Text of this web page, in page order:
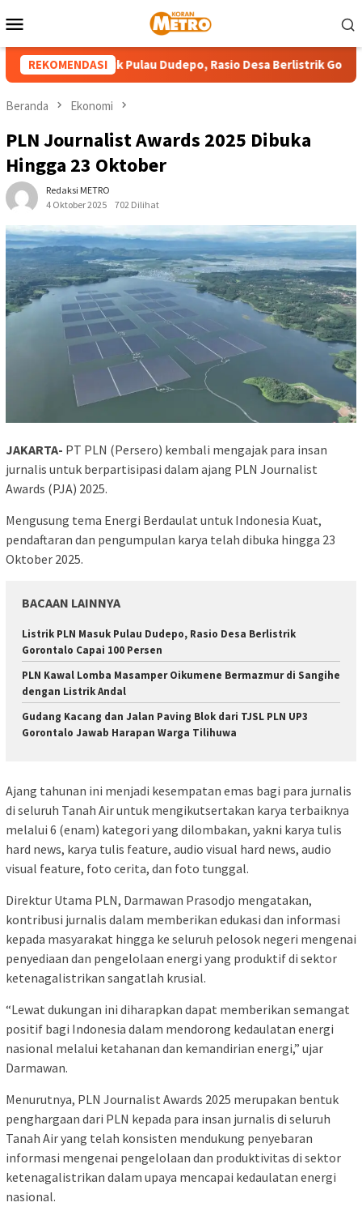
ke
Mobile
REKOMENDASI
PLN Masuk Pulau Dudepo, Rasio Desa Berlistrik Gorontalo
Beranda Ekonomi
PLN Journalist Awards 2025 Dibuka
Hingga 23 Oktober
Redaksi METRO
4 Oktober 2025
702 Dilihat
JAKARTA- PT PLN (Persero) kembali mengajak para insan
jurnalis untuk berpartisipasi dalam ajang PLN Journalist
Awards (PJA) 2025.
Mengusung tema Energi Berdaulat untuk Indonesia Kuat,
pendaftaran dan pengumpulan karya telah dibuka hingga 23
Oktober 2025.
BACAAN LAINNYA
Listrik PLN Masuk Pulau Dudepo, Rasio Desa Berlistrik
Gorontalo Capai 100 Persen
PLN Kawal Lomba Masamper Oikumene Bermazmur di Sangihe
dengan Listrik Andal
Gudang Kacang dan Jalan Paving Blok dari TJSL PLN UP3
Gorontalo Jawab Harapan Warga Tilihuwa
Ajang tahunan ini menjadi kesempatan emas bagi para jurnalis
di seluruh Tanah Air untuk mengikutsertakan karya terbaiknya
melalui 6 (enam) kategori yang dilombakan, yakni karya tulis
hard news, karya tulis feature, audio visual hard news, audio
visual feature, foto cerita, dan foto tunggal.
Direktur Utama PLN, Darmawan Prasodjo mengatakan,
kontribusi jurnalis dalam memberikan edukasi dan informasi
kepada masyarakat hingga ke seluruh pelosok negeri mengenai
penyediaan dan pengelolaan energi yang produktif di sektor
ketenagalistrikan sangatlah krusial.
“Lewat dukungan ini diharapkan dapat memberikan semangat
positif bagi Indonesia dalam mendorong kedaulatan energi
nasional melalui ketahanan dan kemandirian energi,” ujar
Darmawan.
Menurutnya, PLN Journalist Awards 2025 merupakan bentuk
penghargaan dari PLN kepada para insan jurnalis di seluruh
Tanah Air yang telah konsisten mendukung penyebaran
informasi mengenai pengelolaan dan produktivitas di sektor
ketenagalistrikan dalam upaya mencapai kedaulatan energi
nasional.